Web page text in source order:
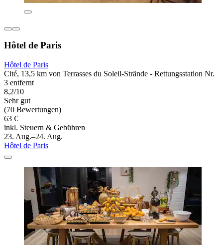
Hôtel de Paris
Hôtel de Paris
Cité, 13,5 km von Terrasses du Soleil-Strände - Rettungsstation Nr.
3 entfernt
8,2/10
Sehr gut
(70 Bewertungen)
63 €
inkl. Steuern & Gebühren
23. Aug.–24. Aug.
Hôtel de Paris